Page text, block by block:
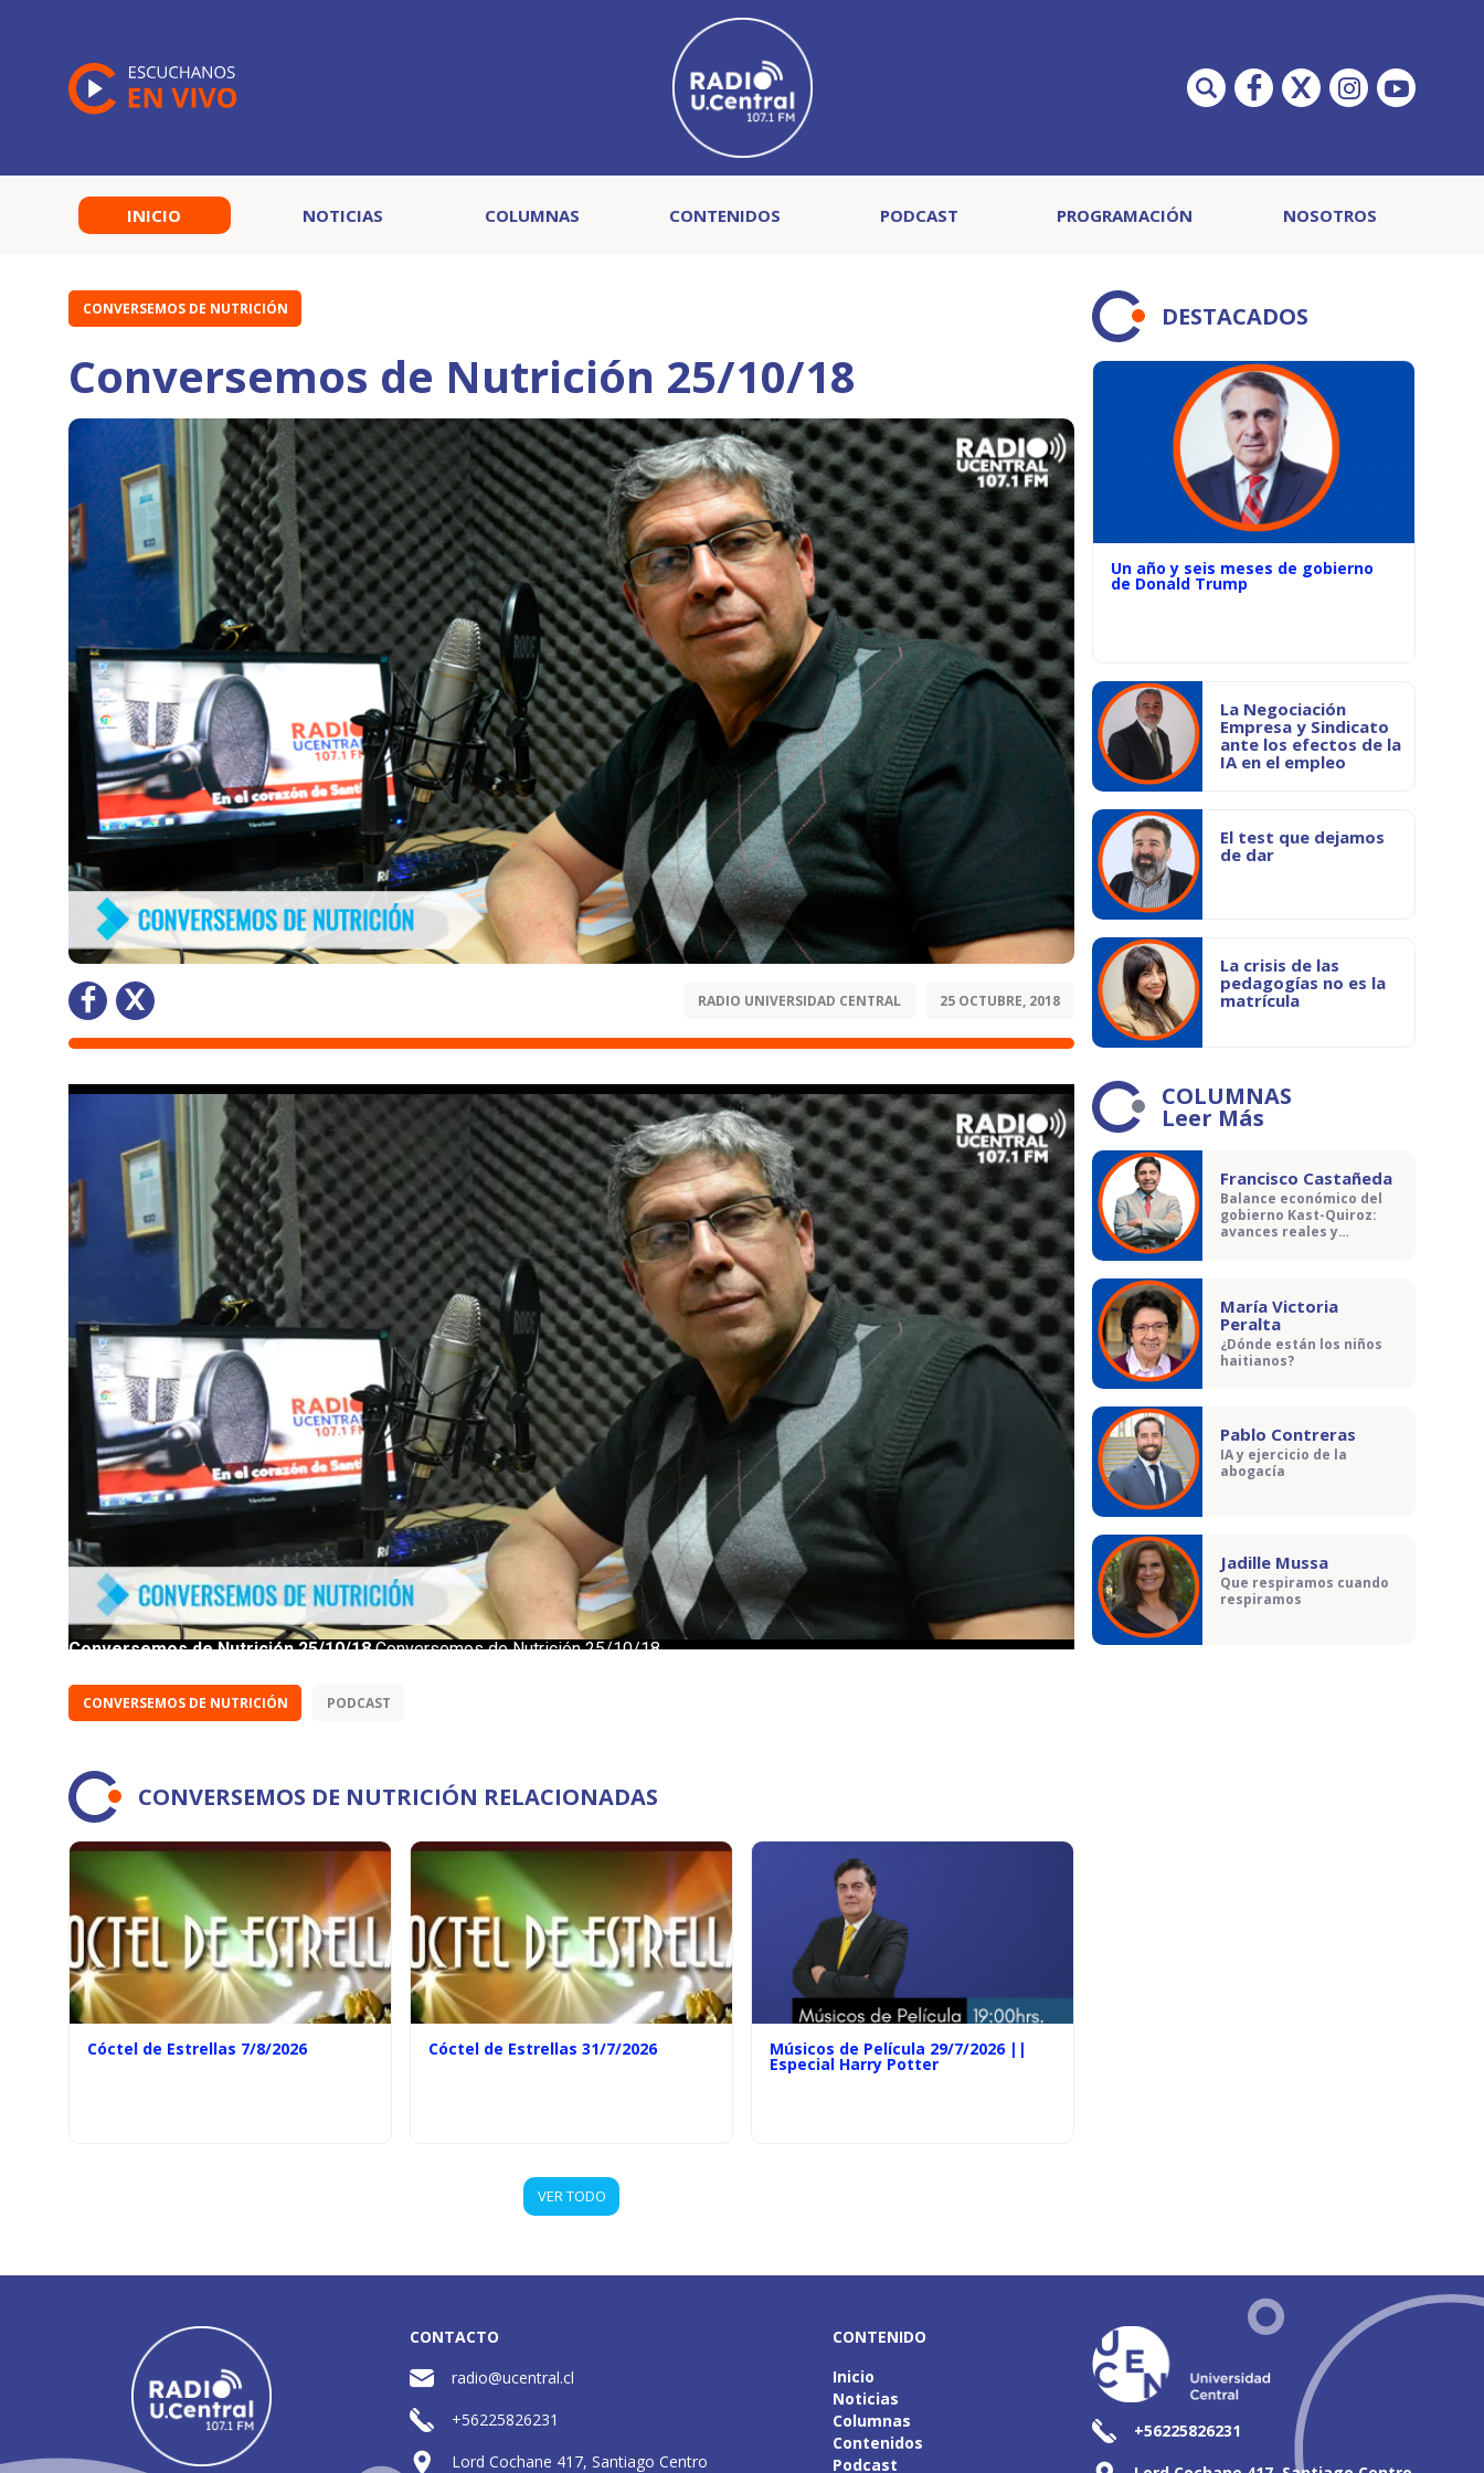
INICIO NOTICIAS COLUMNAS CONTENIDOS PODCAST PROGRAMACIÓN NOSOTROS
CONVERSEMOS DE NUTRICIÓN
Conversemos de Nutrición 25/10/18
RADIO UNIVERSIDAD CENTRAL 25 OCTUBRE, 2018
CONVERSEMOS DE NUTRICIÓN PODCAST
CONVERSEMOS DE NUTRICIÓN RELACIONADAS
Cóctel de Estrellas 7/8/2026 Cóctel de Estrellas 31/7/2026 Músicos de Película 29/7/2026 ||
Especial Harry Potter
VER TODO
DESTACADOS
Un año y seis meses de gobierno
de Donald Trump
La Negociación
Empresa y Sindicato
ante los efectos de la
IA en el empleo
El test que dejamos
de dar
La crisis de las
pedagogías no es la
matrícula
COLUMNAS
Leer Más
Francisco Castañeda
Balance económico del
gobierno Kast-Quiroz:
avances reales y
María Victoria
Peralta
¿Dónde están los niños
haitianos?
Pablo Contreras
IA y ejercicio de la
abogacía
Jadille Mussa
Que respiramos cuando
respiramos
CONTACTO
radio@ucentral.cl
+56225826231
Lord Cochane 417, Santiago Centro
CONTENIDO
Inicio
Noticias
Columnas
Contenidos
Podcast
+56225826231